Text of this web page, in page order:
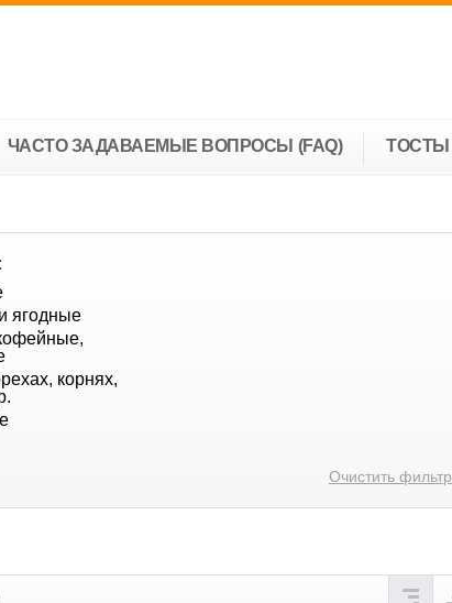
ЧАСТО ЗАДАВАЕМЫЕ ВОПРОСЫ (FAQ) ТОСТЫ
ягодные
корнях,
Очистить фильтр